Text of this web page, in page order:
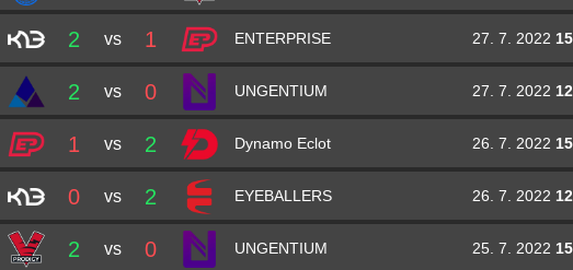
2 vs 1 ENTERPRISE 27. 7. 2022
2 vs 0 UNGENTIUM 27. 7. 2022
1 vs 2 Dynamo Eclot 26. 7. 2022
0 vs 2 EYEBALLERS 26. 7. 2022
2 vs 0 UNGENTIUM 25. 7. 2022